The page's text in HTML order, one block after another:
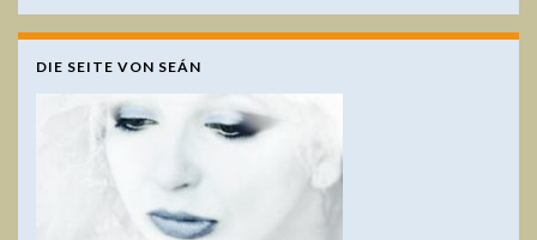
DIE SEITE VON SEÁN